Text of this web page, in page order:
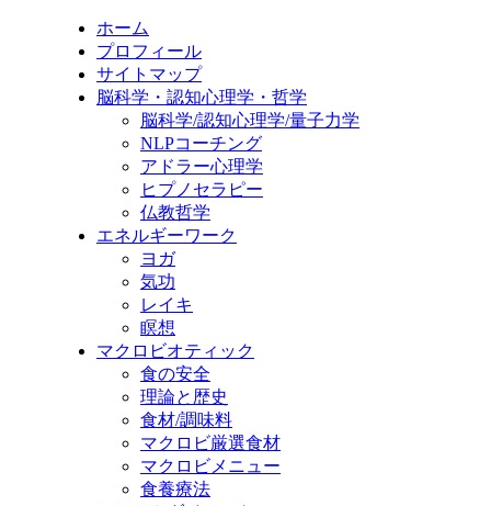
ホーム
プロフィール
サイトマップ
脳科学・認知心理学・哲学
脳科学/認知心理学/量子力学
NLPコーチング
アドラー心理学
ヒプノセラピー
仏教哲学
エネルギーワーク
ヨガ
気功
レイキ
瞑想
マクロビオティック
食の安全
理論と歴史
食材/調味料
マクロビ厳選食材
マクロビメニュー
食養療法